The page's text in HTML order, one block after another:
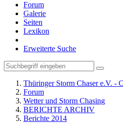
Forum
Galerie
Seiten
Lexikon
Erweiterte Suche
Thüringer Storm Chaser e.V. -
Forum
Wetter und Storm Chasing
BERICHTE ARCHIV
Berichte 2014